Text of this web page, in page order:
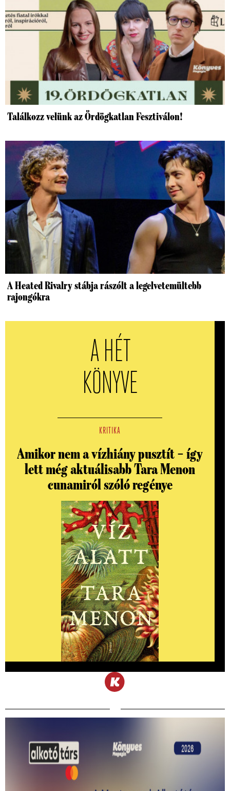
Találkozz velünk az Ördögkatlan Fesztiválon!
A Heated Rivalry stábja rászólt a legelvetemültebb
rajongókra
A HÉT
KÖNYVE
KRITIKA
Amikor nem a vízhiány pusztít – így
lett még aktuálisabb Tara Menon
cunamiról szóló regénye